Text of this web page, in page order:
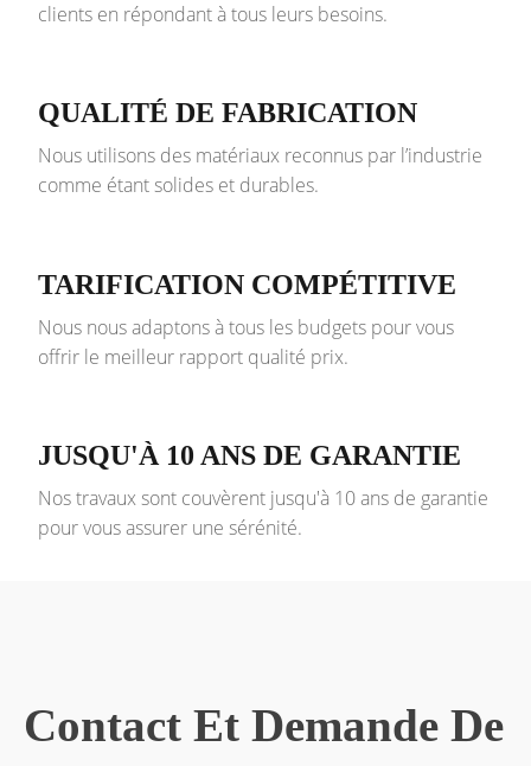
clients en répondant à tous leurs besoins.
QUALITÉ DE FABRICATION
Nous utilisons des matériaux reconnus par l’industrie
comme étant solides et durables.
TARIFICATION COMPÉTITIVE
Nous nous adaptons à tous les budgets pour vous
offrir le meilleur rapport qualité prix.
JUSQU'À 10 ANS DE GARANTIE
Nos travaux sont couvèrent jusqu'à 10 ans de garantie
pour vous assurer une sérénité.
Contact Et Demande De